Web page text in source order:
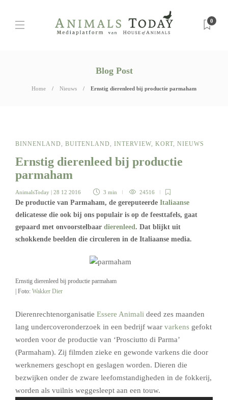
0
Blog Post
Home Nieuws Ernstig dierenleed bij productie parmaham
BINNENLAND, BUITENLAND, INTERVIEW, KORT, NIEUWS
Ernstig dierenleed bij productie
parmaham
AnimalsToday | 28 12 2016 3 min 24516
De productie van Parmaham, de gereputeerde Italiaanse
delicatesse die ook bij ons populair is op de feesttafels, gaat
gepaard met onvoorstelbaar dierenleed. Dat blijkt uit
schokkende beelden die circuleren in de Italiaanse media.
Ernstig dierenleed bij productie parmaham
| Foto: Wakker Dier
Dierenrechtenorganisatie Essere Animali deed zes maanden
lang undercoveronderzoek in een bedrijf waar varkens gefokt
worden voor de productie van ‘Prosciutto di Parma’
(Parmaham). Zij filmden zieke en gewonde varkens die door
werknemers geschopt en geslagen worden. Dieren die
bezwijken onder de zware leefomstandigheden in de fokkerij,
worden als vuilnis weggesleept aan een touw.